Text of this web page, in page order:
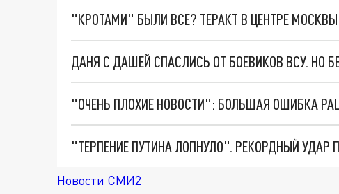
"КРОТАМИ" БЫЛИ ВСЕ? ТЕРАКТ В ЦЕНТРЕ
ДАНЯ С ДАШЕЙ СПАСЛИСЬ ОТ БОЕВИКОВ ВСУ. НО
Новости СМИ2